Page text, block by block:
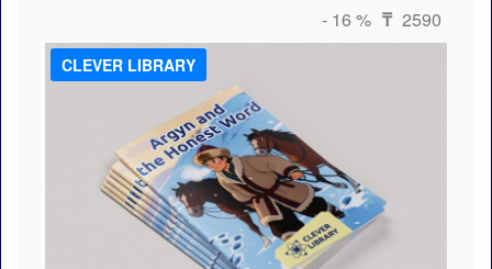
- 16 % ₸ 2590
CLEVER LIBRARY